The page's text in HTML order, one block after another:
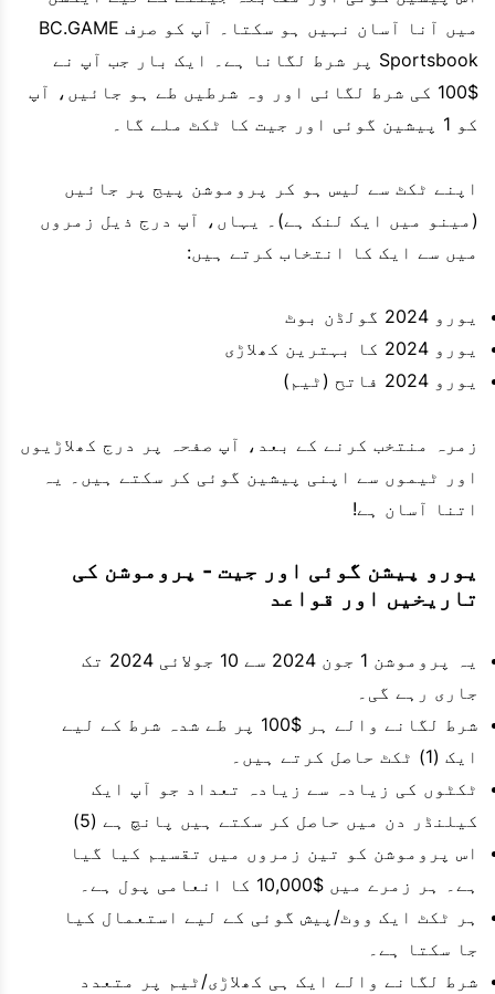
میں آنا آسان نہیں ہو سکتا۔ آپ کو صرف BC.GAME
Sportsbook پر شرط لگانا ہے۔ ایک بار جب آپ نے
$100 کی شرط لگائی اور وہ شرطیں طے ہو جائیں، آپ
کو 1 پیشین گوئی اور جیت کا ٹکٹ ملے گا۔
اپنے ٹکٹ سے لیس ہو کر پروموشن پیج پر جائیں
(مینو میں ایک لنک ہے)۔ یہاں، آپ درج ذیل زمروں
میں سے ایک کا انتخاب کرتے ہیں:
یورو 2024 گولڈن بوٹ
یورو 2024 کا بہترین کھلاڑی
یورو 2024 فاتح (ٹیم)
زمرہ منتخب کرنے کے بعد، آپ صفحہ پر درج کھلاڑیوں
اور ٹیموں سے اپنی پیشین گوئی کر سکتے ہیں۔ یہ
اتنا آسان ہے!
یورو پیشن گوئی اور جیت - پروموشن کی
تاریخیں اور قواعد
یہ پروموشن 1 جون 2024 سے 10 جولائی 2024 تک
جاری رہے گی۔
شرط لگانے والے ہر $100 پر طے شدہ شرط کے لیے
ایک (1) ٹکٹ حاصل کرتے ہیں۔
ٹکٹوں کی زیادہ سے زیادہ تعداد جو آپ ایک
کیلنڈر دن میں حاصل کر سکتے ہیں پانچ ہے (5)
اس پروموشن کو تین زمروں میں تقسیم کیا گیا
ہے۔ ہر زمرے میں $10,000 کا انعامی پول ہے۔
ہر ٹکٹ ایک ووٹ/پیش گوئی کے لیے استعمال کیا
جا سکتا ہے۔
شرط لگانے والے ایک ہی کھلاڑی/ٹیم پر متعدد